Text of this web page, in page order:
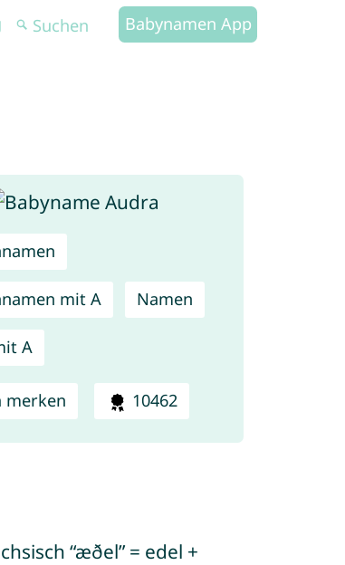
Babynamen App
mit A Namen
A
merken 10462
“æðel” = edel +